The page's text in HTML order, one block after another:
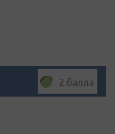
2 балла